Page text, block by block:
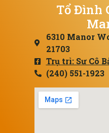
Tổ Đình
6310 Manor
21703
Trụ trì: Sư Cô
(240) 551-1923